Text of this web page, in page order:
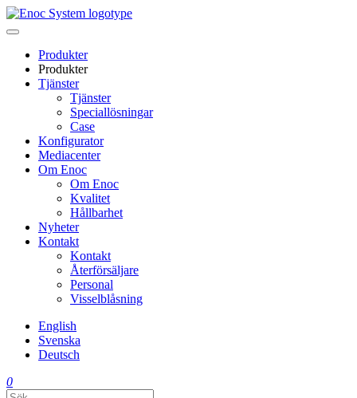
Skip
to
Produkter
Produkter
Tjänster
Tjänster
Speciallösningar
Case
Konfigurator
Mediacenter
Om Enoc
Om Enoc
Kvalitet
Hållbarhet
Nyheter
Kontakt
Kontakt
Återförsäljare
Personal
Visselblåsning
English
Svenska
Deutsch
0